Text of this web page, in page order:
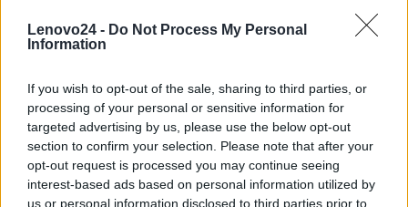
Lenovo24 - Do Not Process My Personal
Information
If you wish to opt-out of the sale, sharing to third parties, or
processing of your personal or sensitive information for
targeted advertising by us, please use the below opt-out
section to confirm your selection. Please note that after your
opt-out request is processed you may continue seeing
interest-based ads based on personal information utilized by
us or personal information disclosed to third parties prior to
Warunki zakupu ochrony EasyProtect
Przedłużenie Gwarancji można nabyć zarówno
podczas transakcji dokonywanych w salonie jak i